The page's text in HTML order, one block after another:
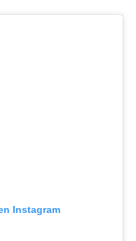
Instagram